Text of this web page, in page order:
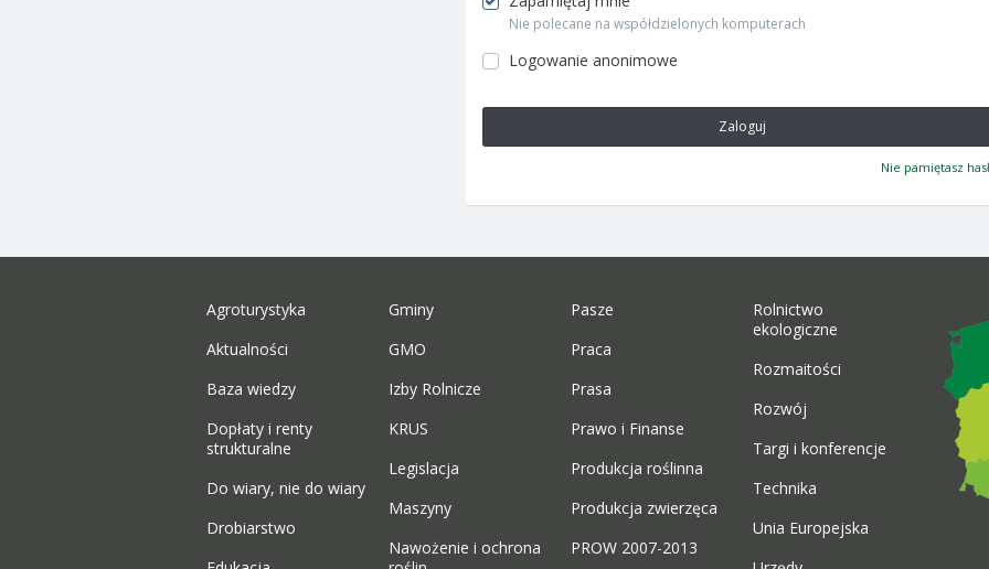
Nie polecane na współdzielonych komputerach
Logowanie anonimowe
Zaloguj
Nie pamiętasz
Agroturystyka
Aktualności
Baza wiedzy
Dopłaty i renty
strukturalne
Do wiary, nie do wiary
Drobiarstwo
Gminy
GMO
Izby Rolnicze
KRUS
Legislacja
Maszyny
Nawożenie i ochrona
Pasze
Praca
Prasa
Prawo i Finanse
Produkcja roślinna
Produkcja zwierzęca
PROW 2007-2013
Rolnictwo
ekologiczne
Rozmaitości
Rozwój
Targi i konferencje
Technika
Unia Europejska